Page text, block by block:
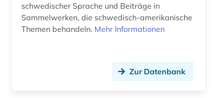
schwedischer Sprache und Beiträge in
Sammelwerken, die schwedisch-amerikanische
Themen behandeln. Mehr Informationen
Zur Datenbank